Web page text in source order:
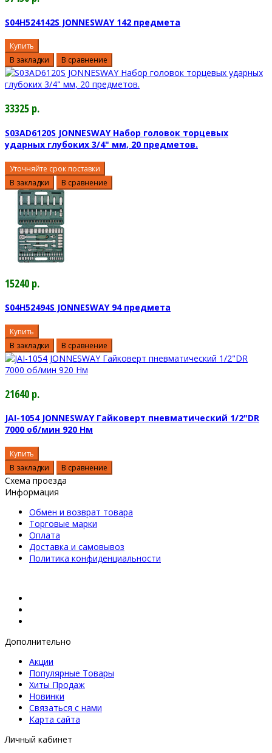
S04H524142S JONNESWAY 142 предмета
Купить
В закладки
В сравнение
33325 р.
S03AD6120S JONNESWAY Набор головок торцевых
ударных глубоких 3/4" мм, 20 предметов.
Уточняйте срок поставки
В закладки
В сравнение
15240 р.
S04H52494S JONNESWAY 94 предмета
Купить
В закладки
В сравнение
21640 р.
JAI-1054 JONNESWAY Гайковерт пневматический 1/2"DR
7000 об/мин 920 Нм
Купить
В закладки
В сравнение
Схема проезда
Информация
Обмен и возврат товара
Торговые марки
Оплата
Доставка и самовывоз
Политика конфиденциальности
Дополнительно
Акции
Популярные Товары
Хиты Продаж
Новинки
Связаться с нами
Карта сайта
Личный кабинет